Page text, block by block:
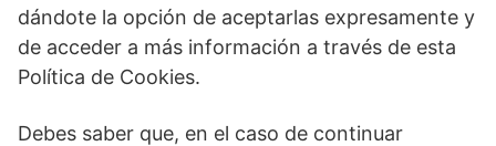
dándote la opción de aceptarlas expresamente y
de acceder a más información a través de esta
Política de Cookies.
Debes saber que, en el caso de continuar